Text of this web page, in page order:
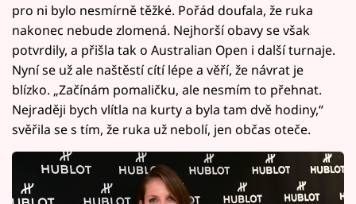
pro ni bylo nesmírně těžké. Pořád doufala, že ruka
nakonec nebude zlomená. Nejhorší obavy se však
potvrdily, a přišla tak o Australian Open i další turnaje.
Nyní se už ale naštěstí cítí lépe a věří, že návrat je
blízko. „Začínám pomaličku, ale nesmím to přehnat.
Nejraději bych vlítla na kurty a byla tam dvě hodiny,“
svěřila se s tím, že ruka už nebolí, jen občas oteče.